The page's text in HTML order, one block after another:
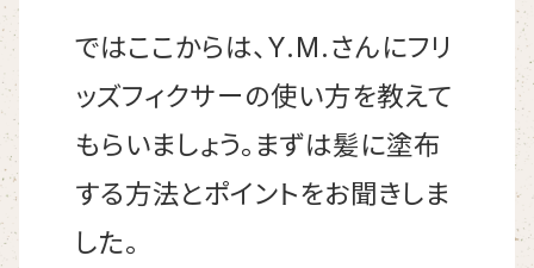
ではここからは、Y.M.さんにフリ
ッズフィクサーの使い方を教えて
もらいましょう。まずは髪に塗布
する方法とポイントをお聞きしま
した。